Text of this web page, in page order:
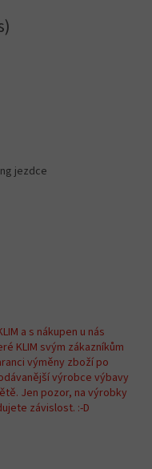
jezdce
a s nákupen u nás
KLIM svým zákazníkům
výměny zboží po
výrobce výbavy
Jen pozor, na výrobky
závislost. :-D